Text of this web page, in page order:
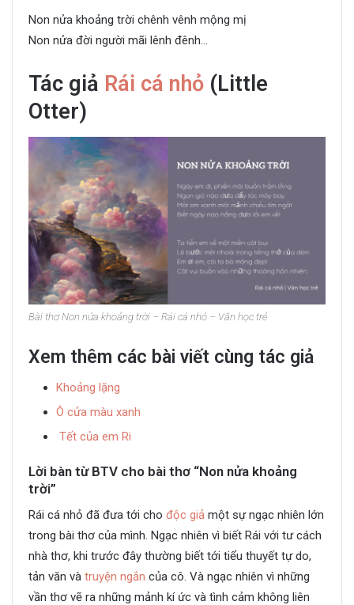
Non nửa khoảng trời chênh vênh mộng mị
Non nửa đời người mãi lênh đênh…
Tác giả Rái cá nhỏ (Little
Otter)
Bài thơ Non nửa khoảng trời – Rái cá nhỏ – Văn học trẻ
Xem thêm các bài viết cùng tác giả
Khoảng lặng
Ô cửa màu xanh
Tết của em Ri
Lời bàn từ BTV cho bài thơ “Non nửa khoảng
trời”
Rái cá nhỏ đã đưa tới cho độc giả một sự ngạc nhiên lớn
trong bài thơ của mình. Ngạc nhiên vì biết Rái với tư cách
nhà thơ, khi trước đây thường biết tới tiểu thuyết tự do,
tản văn và truyện ngắn của cô. Và ngạc nhiên vì những
vần thơ vẽ ra những mảnh kí ức và tình cảm không liên